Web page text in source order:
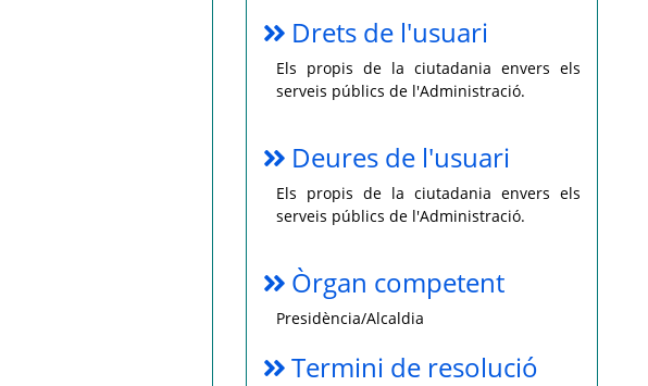
Drets de l'usuari
Els propis de la ciutadania envers els
serveis públics de l'Administració.
Deures de l'usuari
Els propis de la ciutadania envers els
serveis públics de l'Administració.
Òrgan competent
Presidència/Alcaldia
Termini de resolució